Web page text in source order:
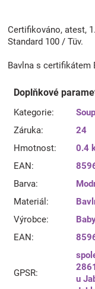
Certifikováno, atest,
Standard 100 / Tüv.
Bavlna s certifikátem
Doplňkové
Kategorie:
Záruka:
24
Hmotnost:
0.4
EAN:
Barva:
Materiál :
Výrobce:
EAN:
GPSR:
u